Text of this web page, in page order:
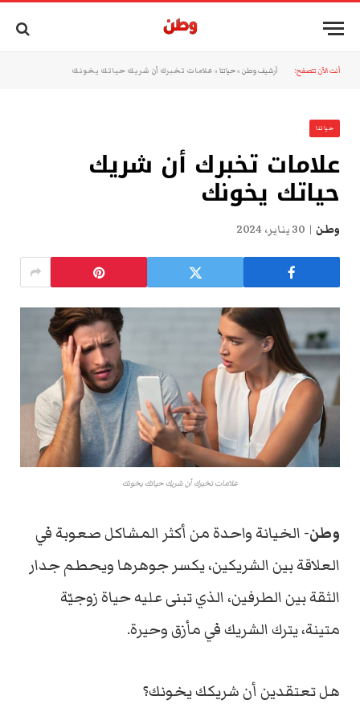
أنت الآن تتصفح: أرشيف وطن »حياتنا » علامات تخبرك أن شريك حياتك يخونك
حياتنا
علامات تخبرك أن شريك
حياتك يخونك
وطن 30 يناير، 2024
علامات تخبرك أن شريك حياتك يخونك
وطن- الخيانة واحدة من أكثر المشاكل صعوبة في
العلاقة بين الشريكين، يكسر جوهرها ويحطم جدار
الثقة بين الطرفين، الذي تبنى عليه حياة زوجيّة
متينة، يترك الشريك في مأزق وحيرة.
هل تعتقدين أن شريكك يخونك؟